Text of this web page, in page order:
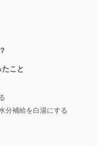
こと
分補給を白湯にする